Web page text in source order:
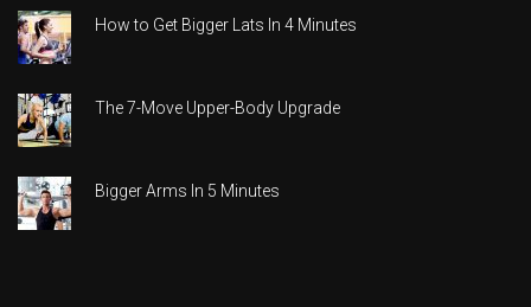
How to Get Bigger Lats In 4 Minutes
The 7-Move Upper-Body Upgrade
Bigger Arms In 5 Minutes